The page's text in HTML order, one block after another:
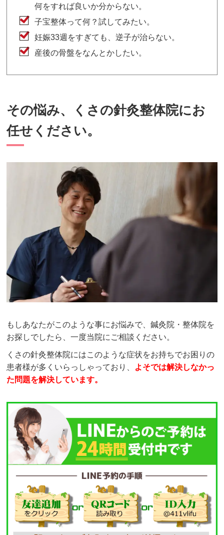
何をすれば良いか分からない。
子宝整体って何？試してみたい。
妊娠33週をすぎても、逆子が治らない。
産後の骨盤をなんとかしたい。
その悩み、くさの針灸整体院にお
任せください。
もしあなたがこのような事にお悩みで、鍼灸院・整体院を
お探しでしたら、一度当院にご相談ください。
くさの針灸整体院にはこのような症状をお持ちでお困りの
患者様が多くいらっしゃっており、 よそでは解決しなかっ
た問題を解決しています。